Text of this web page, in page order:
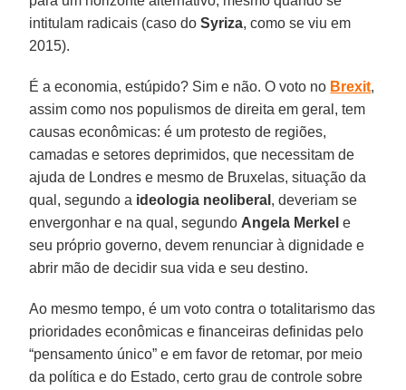
intitulam radicais (caso doSyriza, como se viu em
2015).
É a economia, estúpido? Sim e não. O voto no Brexit,
assim como nos populismos de direita em geral, tem
causas econômicas: é um protesto de regiões,
camadas e setores deprimidos, que necessitam de
ajuda de Londres e mesmo de Bruxelas, situação da
qual, segundo a ideologia neoliberal , deveriam se
envergonhar e na qual, segundo Angela Merkel e
seu próprio governo, devem renunciar à dignidade e
abrir mão de decidir sua vida e seu destino.
Ao mesmo tempo, é um voto contra o totalitarismo das
prioridades econômicas e financeiras definidas pelo
“pensamento único” e em favor de retomar, por meio
da política e do Estado, certo grau de controle sobre